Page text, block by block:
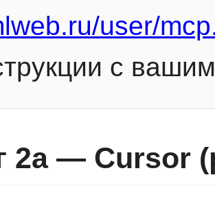
user/
с
2a — Cursor